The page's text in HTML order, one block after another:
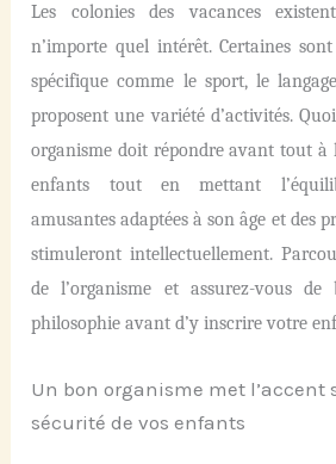
Les colonies des vacances
n’importe quel intérêt. Certaines
spécifique comme le sport, le
proposent une variété d’activités.
organisme doit répondre avant tout à
enfants tout en mettant
amusantes adaptées à son âge et des
stimuleront intellectuellement.
de l’organisme et assurez-vous de
philosophie avant d’y inscrire votre
Un bon organisme met l’accent
sécurité de vos enfants